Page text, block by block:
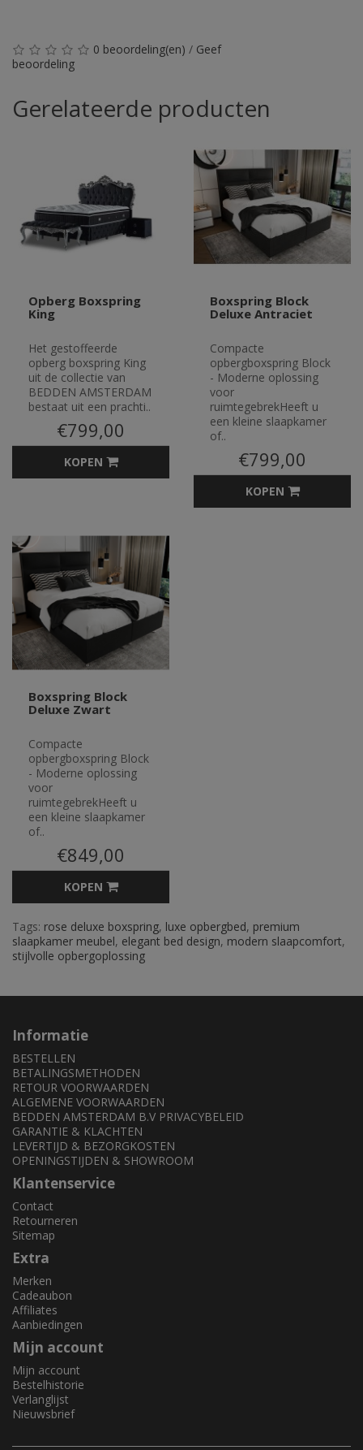
0 beoordeling(en) / Geef
beoordeling
Gerelateerde producten
Opberg Boxspring
King
Het gestoffeerde
opberg boxspring King
uit de collectie van
BEDDEN AMSTERDAM
bestaat uit een prachti..
€799,00
KOPEN
Boxspring Block
Deluxe Antraciet
Compacte
opbergboxspring Block
- Moderne oplossing
voor
ruimtegebrekHeeft u
een kleine slaapkamer
of..
€799,00
KOPEN
Boxspring Block
Deluxe Zwart
Compacte
opbergboxspring Block
- Moderne oplossing
voor
ruimtegebrekHeeft u
een kleine slaapkamer
of..
€849,00
KOPEN
Tags: rose deluxe boxspring, luxe opbergbed, premium
slaapkamer meubel, elegant bed design, modern slaapcomfort,
stijlvolle opbergoplossing
Informatie
BESTELLEN
BETALINGSMETHODEN
RETOUR VOORWAARDEN
ALGEMENE VOORWAARDEN
BEDDEN AMSTERDAM B.V PRIVACYBELEID
GARANTIE & KLACHTEN
LEVERTIJD & BEZORGKOSTEN
OPENINGSTIJDEN & SHOWROOM
Klantenservice
Contact
Retourneren
Sitemap
Extra
Merken
Cadeaubon
Affiliates
Aanbiedingen
Mijn account
Mijn account
Bestelhistorie
Verlanglijst
Nieuwsbrief